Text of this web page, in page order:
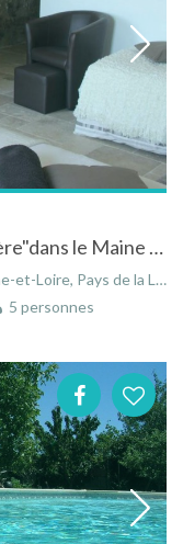
Chambres d'hotes"La petite félixière"dans le Maine et Loire au Pays de la Loire
Pays de la Loire, France
5 personnes